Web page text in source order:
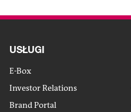
USŁUGI
E-Box
Investor Relations
Brand Portal